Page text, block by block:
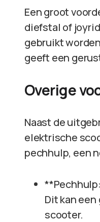
Een groot
diefstal of
gebruikt
geeft een
Overige
Naast de
elektrische
pechhulp, een
Dit kan
scooter.